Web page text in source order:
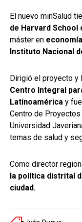
El nuevo minSalud
de Harvard School
máster en
Instituto Nacional
Dirigió el proyecto y
Centro Integral
Latinoamérica y
Centro de
Universidad
temas de salud y
Como director
la política distrital
ciudad.